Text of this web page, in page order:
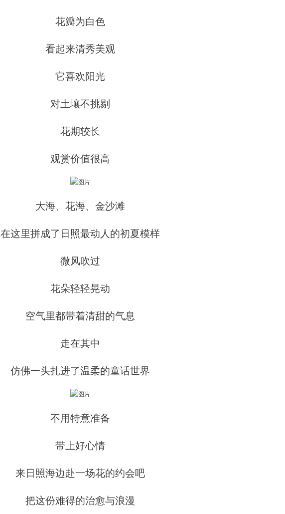
花瓣为白色
看起来清秀美观
它喜欢阳光
对土壤不挑剔
花期较长
观赏价值很高
大海、花海、金沙滩
在这里拼成了日照最动人的初夏模样
微风吹过
花朵轻轻晃动
空气里都带着清甜的气息
走在其中
仿佛一头扎进了温柔的童话世界
不用特意准备
带上好心情
来日照海边赴一场花的约会吧
把这份难得的治愈与浪漫